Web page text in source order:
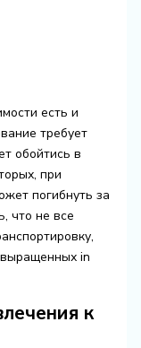
есть и
требует
обойтись в
при
погибнуть за
что не все
выращенных in
к